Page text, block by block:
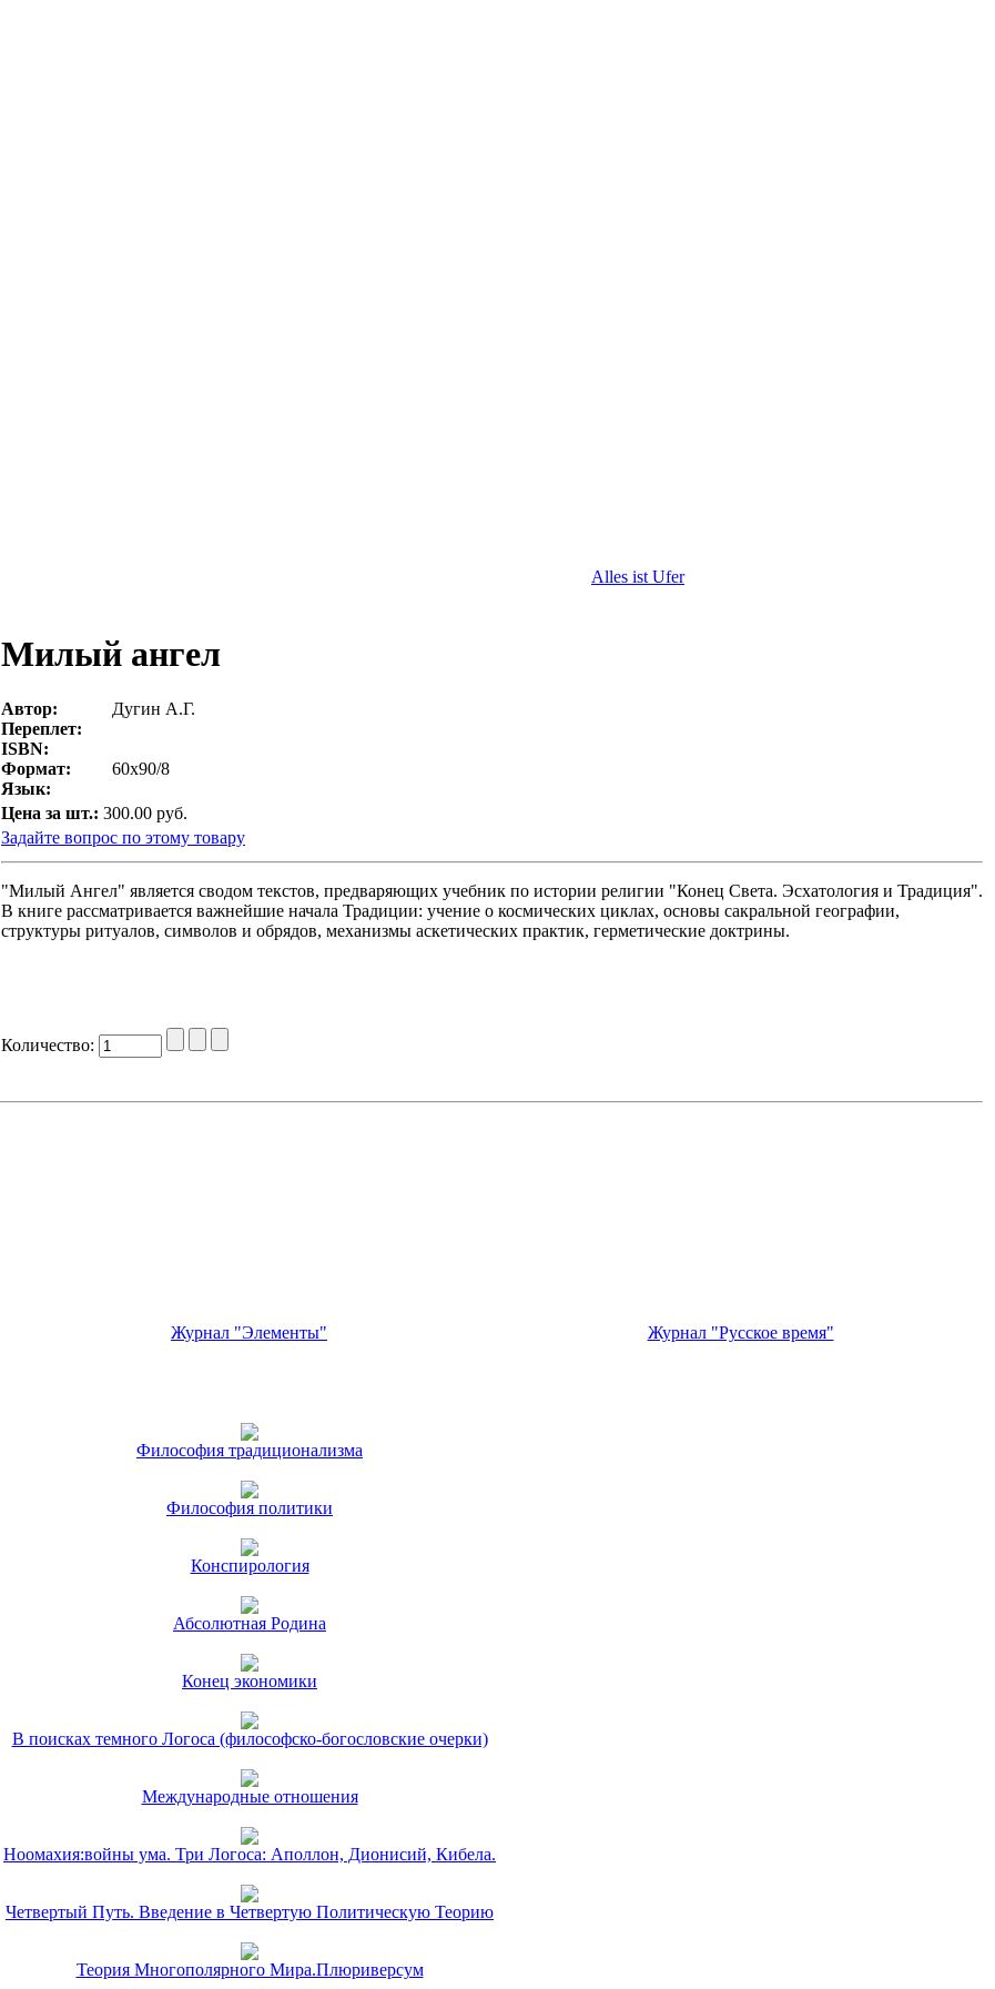
Alles ist Ufer
Милый ангел
Автор:
Дугин А.Г.
Переплет:
ISBN:
Формат:
60х90/8
Язык:
Цена за шт.: 300.00 руб.
Задайте вопрос по этому товару
"Милый Ангел" является сводом текстов, предваряющих учебник по истории религии "Конец Света. Эсхатология и Традиция".
В книге рассматривается важнейшие начала Традиции: учение о космических циклах, основы сакральной географии,
структуры ритуалов, символов и обрядов, механизмы аскетических практик, герметические доктрины.
Количество:
Журнал "Элементы" Журнал "Русское время"
Философия традиционализма
Философия политики
Конспирология
Абсолютная Родина
Конец экономики
В поисках темного Логоса (философско-богословские очерки)
Международные отношения
Ноомахия:войны ума. Три Логоса: Аполлон, Дионисий, Кибела.
Четвертый Путь. Введение в Четвертую Политическую Теорию
Теория Многополярного Мира.Плюриверсум